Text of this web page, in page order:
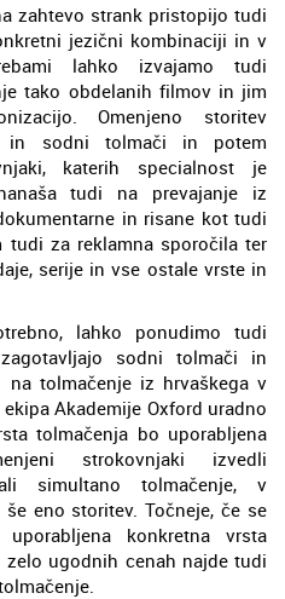
zahtevo strank pristopijo tudi
jezični kombinaciji in v
lahko izvajamo tudi
tako obdelanih filmov in jim
Omenjeno storitev
in sodni tolmači in potem
katerih specialnost je
tudi na prevajanje iz
in risane kot tudi
za reklamna sporočila ter
serije in vse ostale vrste in
lahko ponudimo tudi
sodni tolmači in
tolmačenje iz hrvaškega v
Akademije Oxford uradno
tolmačenja bo uporabljena
strokovnjaki izvedli
simultano tolmačenje, v
eno storitev. Točneje, če se
konkretna vrsta
ugodnih cenah najde tudi